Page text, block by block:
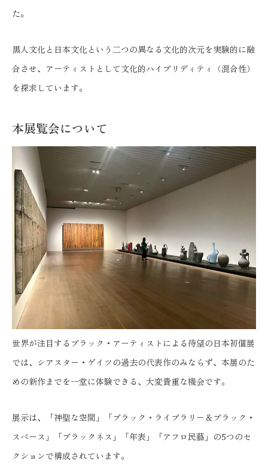
た。
黒人文化と日本文化という二つの異なる文化的次元を実験的に融
合させ、アーティストとして文化的ハイブリディティ（混合性）
を探求しています。
本展覧会について
世界が注目するブラック・アーティストによる待望の日本初個展
では、シアスター・ゲイツの過去の代表作のみならず、本展のた
めの新作までを一堂に体験できる、大変貴重な機会です。
展示は、「神聖な空間」「ブラック・ライブラリー＆ブラック・
スペース」「ブラックネス」「年表」「アフロ民藝」の5つのセ
クションで構成されています。